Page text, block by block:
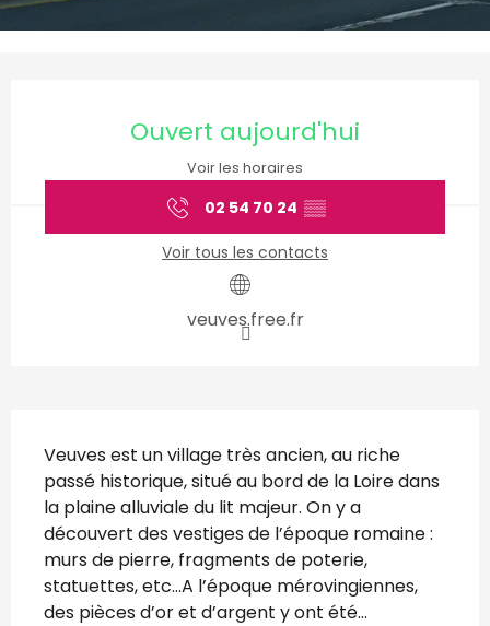
Ouvert aujourd'hui
Voir les horaires
02 54 70 24 ▒▒
Voir tous les contacts
veuves.free.fr
Description
Veuves est un village très ancien, au riche
passé historique, situé au bord de la Loire dans
la plaine alluviale du lit majeur. On y a
découvert des vestiges de l’époque romaine :
murs de pierre, fragments de poterie,
statuettes, etc…A l’époque mérovingiennes,
des pièces d’or et d’argent y ont été...